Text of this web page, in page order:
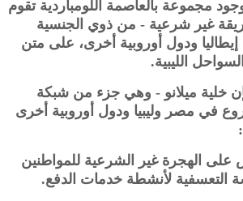
مجموعة بالعاصمة اللومباردية تقوم
غير شرعية - من ذوي الجنسية
إيطاليا ودول أوروبية أخرى، على متن
الليبية.
خلية ميلانو - وهي جزء من شبكة
في مصر وليبيا ودول أوروبية أخرى
على الهجرة غير الشرعية للمواطنين
التعسفية لأنشطة خدمات الدفع.